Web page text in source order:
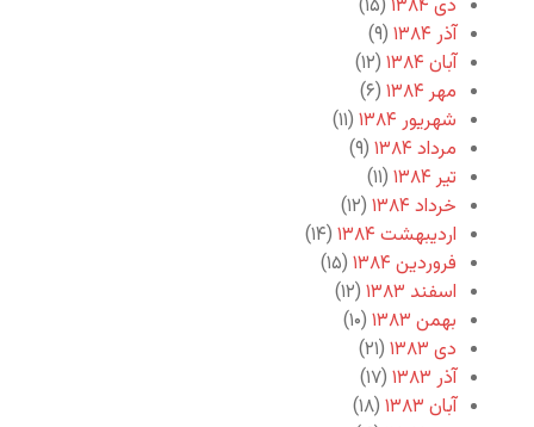
دی ۱۳۸۴
(۱۵)
آذر ۱۳۸۴
(۹)
آبان ۱۳۸۴
(۱۲)
مهر ۱۳۸۴
(۶)
شهریور ۱۳۸۴
(۱۱)
مرداد ۱۳۸۴
(۹)
تیر ۱۳۸۴
(۱۱)
خرداد ۱۳۸۴
(۱۲)
اردیبهشت ۱۳۸۴
(۱۴)
فروردین ۱۳۸۴
(۱۵)
اسفند ۱۳۸۳
(۱۲)
بهمن ۱۳۸۳
(۱۰)
دی ۱۳۸۳
(۲۱)
آذر ۱۳۸۳
(۱۷)
آبان ۱۳۸۳
(۱۸)